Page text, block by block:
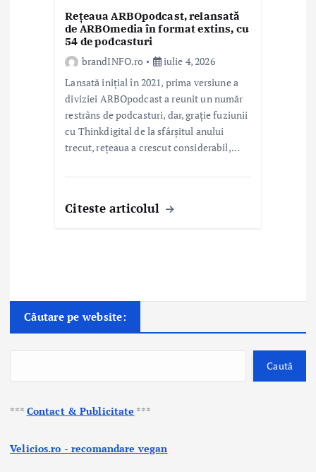
Rețeaua ARBOpodcast, relansată
de ARBOmedia în format extins, cu
54 de podcasturi
brandINFO.ro
iulie 4, 2026
Lansată inițial în 2021, prima versiune a
diviziei ARBOpodcast a reunit un număr
restrâns de podcasturi, dar, grație fuziunii
cu Thinkdigital de la sfârșitul anului
trecut, rețeaua a crescut considerabil,…
Citeste articolul
Căutare pe website:
Caută
*** Contact & Publicitate ***
Velicios.ro - recomandare vegan